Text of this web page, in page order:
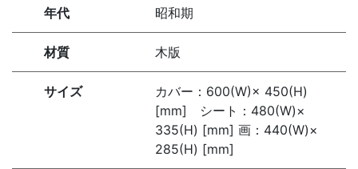
年代 昭和期
材質 木版
サイズ
カバー：600(W)× 450(H)
[mm] シート：480(W)×
335(H) [mm] 画：440(W)×
285(H) [mm]